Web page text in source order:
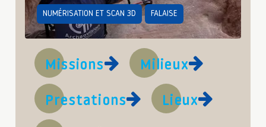
NUMÉRISATION ET SCAN 3D FALAISE
Missions Milieux
Prestations Lieux